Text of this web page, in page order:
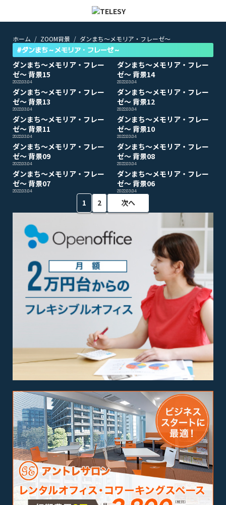
ホーム
コラム
ZOOM背景
TELESYについて
@telesy
ホーム ZOOM背景 ダンまち～メモリア・フレーゼ～
#ダンまち～メモリア・フレーゼ～
ダンまち～メモリア・フレー
ゼ～ 背景15
2022.03.04
ダンまち～メモリア・フレー
ゼ～ 背景14
2022.03.04
ダンまち～メモリア・フレー
ゼ～ 背景13
2022.03.04
ダンまち～メモリア・フレー
ゼ～ 背景12
2022.03.04
ダンまち～メモリア・フレー
ゼ～ 背景11
2022.03.04
ダンまち～メモリア・フレー
ゼ～ 背景10
2022.03.04
ダンまち～メモリア・フレー
ゼ～ 背景09
2022.03.04
ダンまち～メモリア・フレー
ゼ～ 背景08
2022.03.04
ダンまち～メモリア・フレー
ゼ～ 背景07
2022.03.04
ダンまち～メモリア・フレー
ゼ～ 背景06
2022.03.04
1 2 次へ